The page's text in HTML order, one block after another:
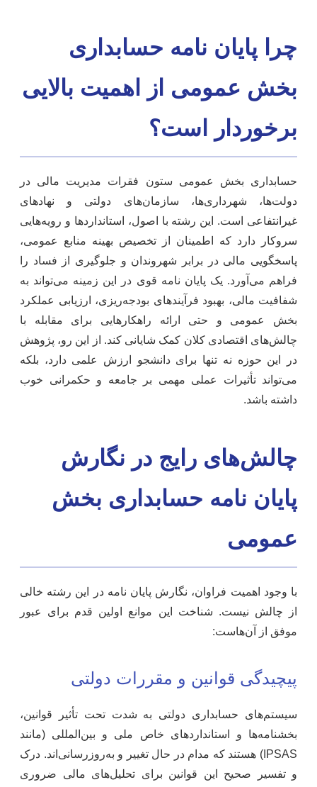
چرا پایان نامه حسابداری
بخش عمومی از اهمیت بالایی
برخوردار است؟
حسابداری بخش عمومی ستون فقرات مدیریت مالی در
دولت‌ها، شهرداری‌ها، سازمان‌های دولتی و نهادهای
غیرانتفاعی است. این رشته با اصول، استانداردها و رویه‌هایی
سروکار دارد که اطمینان از تخصیص بهینه منابع عمومی،
پاسخگویی مالی در برابر شهروندان و جلوگیری از فساد را
فراهم می‌آورد. یک پایان نامه قوی در این زمینه می‌تواند به
شفافیت مالی، بهبود فرآیندهای بودجه‌ریزی، ارزیابی عملکرد
بخش عمومی و حتی ارائه راهکارهایی برای مقابله با
چالش‌های اقتصادی کلان کمک شایانی کند. از این رو، پژوهش
در این حوزه نه تنها برای دانشجو ارزش علمی دارد، بلکه
می‌تواند تأثیرات عملی مهمی بر جامعه و حکمرانی خوب
داشته باشد.
چالش‌های رایج در نگارش
پایان نامه حسابداری بخش
عمومی
با وجود اهمیت فراوان، نگارش پایان نامه در این رشته خالی
از چالش نیست. شناخت این موانع اولین قدم برای عبور
موفق از آن‌هاست:
پیچیدگی قوانین و مقررات دولتی
سیستم‌های حسابداری دولتی به شدت تحت تأثیر قوانین،
بخشنامه‌ها و استانداردهای خاص ملی و بین‌المللی (مانند
IPSAS) هستند که مدام در حال تغییر و به‌روزرسانی‌اند. درک
و تفسیر صحیح این قوانین برای تحلیل‌های مالی ضروری